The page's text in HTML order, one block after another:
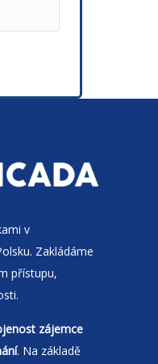
v
Zakládáme
přístupu,
zájemce
. Na základě